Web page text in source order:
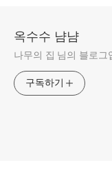
옥수수 냠냠
나무의 집 님의 블로그
구독하기